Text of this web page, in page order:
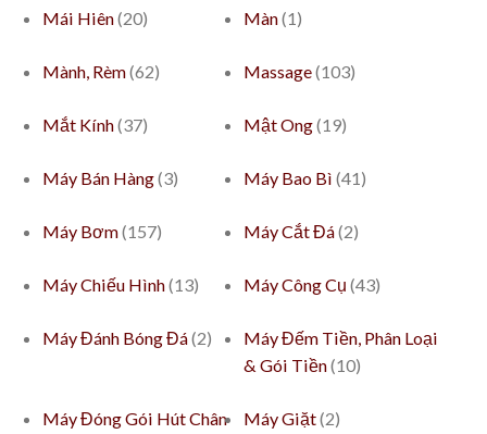
Mái Hiên(20) Màn(1)
Mành, Rèm(62) Massage(103)
Mắt Kính(37) Mật Ong(19)
Máy Bán Hàng(3) Máy Bao Bì (41)
Máy Bơm(157) Máy Cắt Đá(2)
Máy Chiếu Hình(13) Máy Công Cụ (43)
Máy Đánh Bóng Đá(2)
Máy Đếm Tiền, Phân Loại
& Gói Tiền(10)
Máy Đóng Gói Hút Chân
Máy Giặt(2)